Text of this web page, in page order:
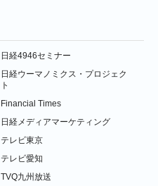
日経4946セミナー
日経ウーマノミクス・プロジェク
ト
Financial Times
日経メディアマーケティング
テレビ東京
テレビ愛知
TVQ九州放送